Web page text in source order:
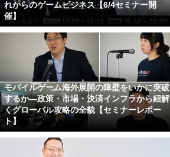
れからのゲームビジネス【6/4セミナー開
催】
モバイルゲーム海外展開の障壁をいかに突破
するか―政策・市場・決済インフラから紐解
くグローバル攻略の全貌【セミナーレポー
ト】